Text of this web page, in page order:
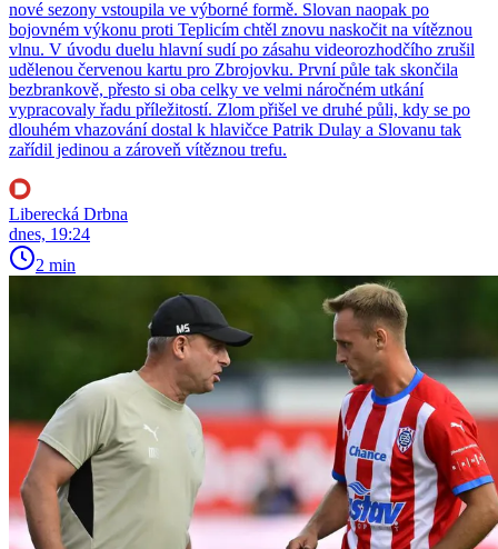
nové sezony vstoupila ve výborné formě. Slovan naopak po
bojovném výkonu proti Teplicím chtěl znovu naskočit na vítěznou
vlnu. V úvodu duelu hlavní sudí po zásahu videorozhodčího zrušil
udělenou červenou kartu pro Zbrojovku. První půle tak skončila
bezbrankově, přesto si oba celky ve velmi náročném utkání
vypracovaly řadu příležitostí. Zlom přišel ve druhé půli, kdy se po
dlouhém vhazování dostal k hlavičce Patrik Dulay a Slovanu tak
zařídil jedinou a zároveň vítěznou trefu.
Liberecká Drbna
dnes, 19:24
2 min